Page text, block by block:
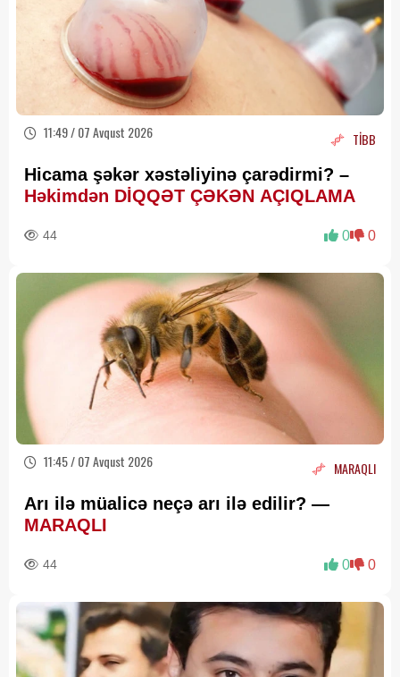
11:49 / 07 Avqust 2026 TİBB
Hicama şəkər xəstəliyinə çarədirmi? –
Həkimdən DİQQƏT ÇƏKƏN AÇIQLAMA
44 0 0
11:45 / 07 Avqust 2026 MARAQLI
Arı ilə müalicə neçə arı ilə edilir? —
MARAQLI
44 0 0